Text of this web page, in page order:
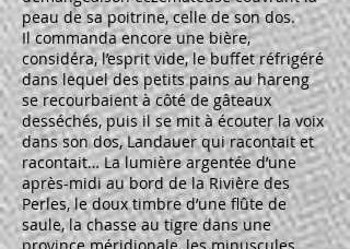
peau de sa poitrine, celle de son dos.
Il commanda encore une bière,
considéra, l’esprit vide, le buffet réfrigéré
dans lequel des petits pains au hareng
se recourbaient à côté de gâteaux
desséchés, puis il se mit à écouter la voix
dans son dos, Landauer qui racontait et
racontait… La lumière argentée d’une
après-midi au bord de la Rivière des
Perles, le doux timbre d’une flûte de
saule, la chasse au tigre dans une